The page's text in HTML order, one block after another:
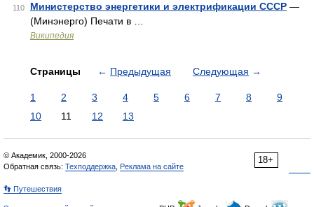
110 Министерство энергетики и электрификации СССР —
(Минэнерго) Печати в …
Википедия
Страницы ← Предыдущая Следующая →
1 2 3 4 5 6 7 8
9
10
11 12 13
18+
© Академик, 2000-2026
Обратная связь: Техподдержка Реклама на сайте
👣 Путешествия